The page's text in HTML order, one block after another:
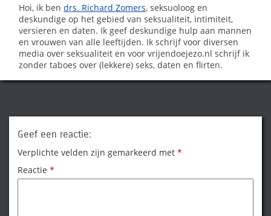
Hoi, ik ben drs. Richard Zomers, seksuoloog en
deskundige op het gebied van seksualiteit, intimiteit,
versieren en daten. Ik geef deskundige hulp aan mannen
en vrouwen van alle leeftijden. Ik schrijf voor diversen
media over seksualiteit en voor vrijendoejezo.nl schrijf ik
zonder taboes over (lekkere) seks, daten en flirten.
Geef een reactie:
Verplichte velden zijn gemarkeerd met *
Reactie *